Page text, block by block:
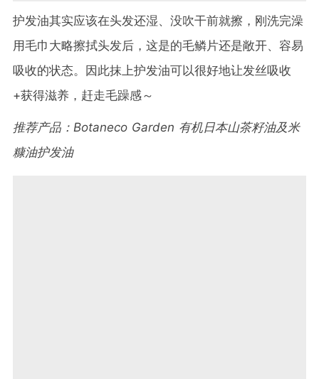
护发油其实应该在头发还湿、没吹干前就擦，刚洗完澡
用毛巾大略擦拭头发后，这是的毛鳞片还是敞开、容易
吸收的状态。因此抹上护发油可以很好地让发丝吸收
+获得滋养，赶走毛躁感～
推荐产品：Botaneco Garden 有机日本山茶籽油及米
糠油护发油